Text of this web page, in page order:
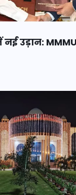
नई उड़ान: